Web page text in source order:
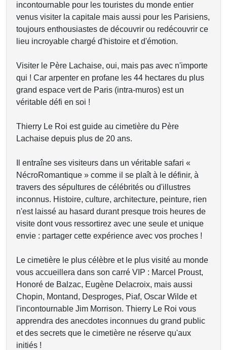
incontournable pour les touristes du monde entier
venus visiter la capitale mais aussi pour les Parisiens,
toujours enthousiastes de découvrir ou redécouvrir ce
lieu incroyable chargé d'histoire et d'émotion.
Visiter le Père Lachaise, oui, mais pas avec n'importe
qui ! Car arpenter en profane les 44 hectares du plus
grand espace vert de Paris (intra-muros) est un
véritable défi en soi !
Thierry Le Roi est guide au cimetière du Père
Lachaise depuis plus de 20 ans.
Il entraîne ses visiteurs dans un véritable safari «
NécroRomantique » comme il se plaît à le définir, à
travers des sépultures de célébrités ou d'illustres
inconnus. Histoire, culture, architecture, peinture, rien
n'est laissé au hasard durant presque trois heures de
visite dont vous ressortirez avec une seule et unique
envie : partager cette expérience avec vos proches !
Le cimetière le plus célèbre et le plus visité au monde
vous accueillera dans son carré VIP : Marcel Proust,
Honoré de Balzac, Eugène Delacroix, mais aussi
Chopin, Montand, Desproges, Piaf, Oscar Wilde et
l'incontournable Jim Morrison. Thierry Le Roi vous
apprendra des anecdotes inconnues du grand public
et des secrets que le cimetière ne réserve qu'aux
initiés !